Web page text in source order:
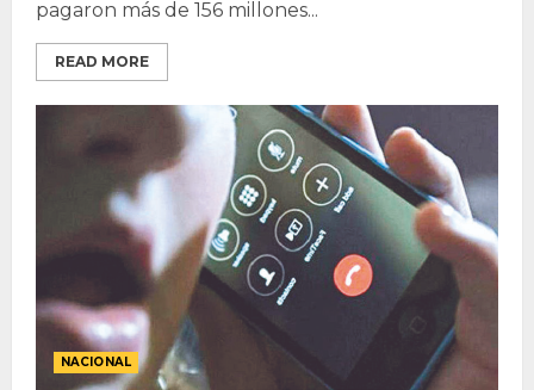
pagaron más de 156 millones...
READ MORE
NACIONAL